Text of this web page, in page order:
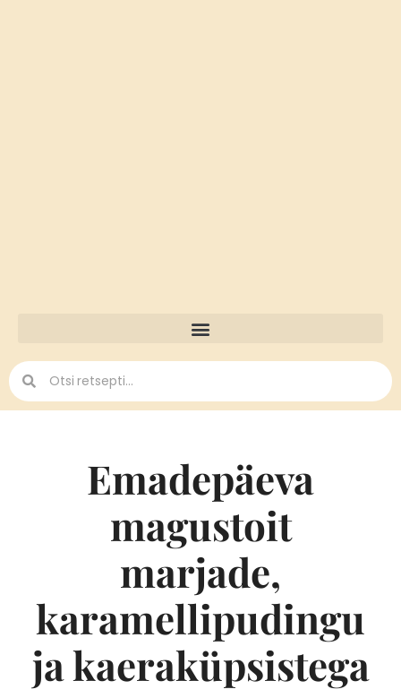
Emadepäeva
magustoit
marjade,
karamellipudingu
ja kaeraküpsistega